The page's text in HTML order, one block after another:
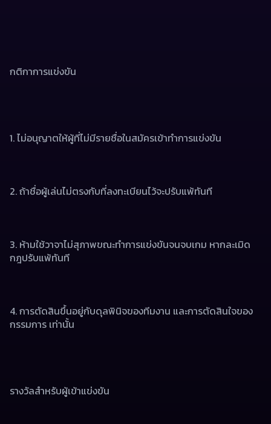
กติกาการแข่งขัน
1. ไม่อนุญาตให้ผู้ที่ไม่มีรายชื่อในสมัครเข้าทําการแข่งขัน
2. ถ้าชื่อผู้เล่นไม่ตรงกับที่ลงทะเบียนไว้จะปรับแพ้ทันที
3. ห้ามใช้วาจาไม่สุภาพขณะทําการแข่งขันจนจบเกม หากละเมิด
กฎปรับแพ้ทันที
4. การตัดสินขึ้นอยู่กับดุลพินิจของทีมงาน และการตัดสินใจของ
กรรมการ เท่านั้น
รางวัลสําหรับผู้เข้าแข่งขัน